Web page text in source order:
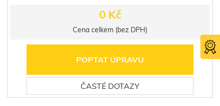
0 Kč
Cena celkem (bez DPH)
POPTAT ÚPRAVU
ČASTÉ DOTAZY